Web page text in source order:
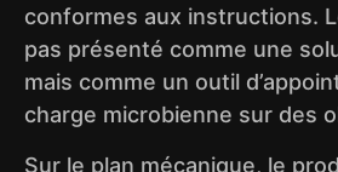
conformes aux instructions.
pas présenté comme une
mais comme un outil
charge microbienne sur des
Sur le plan mécanique, le